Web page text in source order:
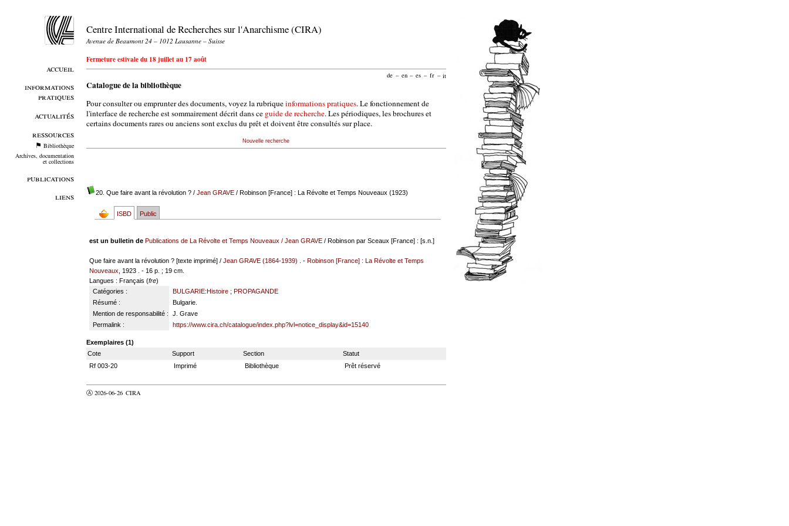
accueil
informations
pratiques
actualités
ressources
Bibliothèque
Archives, documentation
et collections
publications
liens
Centre International de Recherches sur l'Anarchisme (CIRA)
Avenue de Beaumont 24 – 1012 Lausanne – Suisse
Fermeture estivale du 18 juillet au 17 août
de – en – es – fr – it
Catalogue de la bibliothèque
Pour consulter ou emprunter des documents, voyez la rubriqueinformations pratiques. Le fonctionnement de
l'interface de recherche est sommairement décrit dans ce guide de recherche. Les périodiques, les brochures et
certains documents rares ou anciens sont exclus du prêt et doivent être consultés sur place.
Nouvelle recherche
20. Que faire avant la révolution ?/ Jean GRAVE/ Robinson [France] : La Révolte et Temps Nouveaux (1923)
ISBD Public
est un bulletin de Publications de La Révolte et Temps Nouveaux /Jean GRAVE / Robinson par Sceaux [France] : [s.n.]
Que faire avant la révolution ? [texte imprimé] /Jean GRAVE (1864-1939) . -Robinson [France] : La Révolte et Temps
Nouveaux
, 1923 . - 16 p. ; 19 cm.
Langues : Français (fre)
Catégories :
BULGARIE:Histoire; PROPAGANDE
Résumé :
Bulgarie.
Mention de responsabilité :
J. Grave
Permalink :
https://www.cira.ch/catalogue/index.php?lvl=notice_display&id=15140
Exemplaires (1)
Cote
Support Section
Statut
Rf 003-20
Imprimé Bibliothèque Prêt réservé
Ⓐ 2026-06-26 CIRA